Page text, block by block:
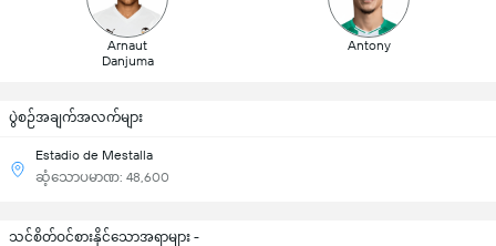
Arnaut
Danjuma
Antony
ပွဲစဉ်အချက်အလက်များ
Estadio de Mestalla
ဆံ့သောပမာဏ: 48,600
သင်စိတ်ဝင်စားနိုင်သောအရာများ -